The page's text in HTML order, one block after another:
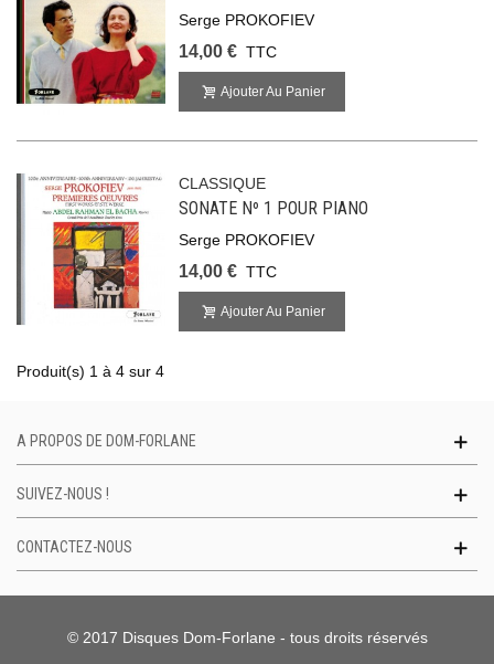
Serge PROKOFIEV
14,00 € TTC
Ajouter Au Panier
CLASSIQUE
SONATE Nº 1 POUR PIANO
Serge PROKOFIEV
14,00 € TTC
Ajouter Au Panier
Produit(s) 1 à 4 sur 4
A PROPOS DE DOM-FORLANE
SUIVEZ-NOUS !
CONTACTEZ-NOUS
© 2017 Disques Dom-Forlane - tous droits réservés